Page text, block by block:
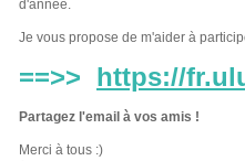
d'année.
Je vous propose de m'aider à
==>> https://
Partagez l'email à vos amis !
Merci à tous :)